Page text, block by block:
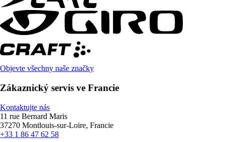
Objevte všechny naše značky
Zákaznický servis ve Francie
Kontaktujte nás
11 rue Bernard Maris
37270 Montlouis-sur-Loire, Francie
+33 1 86 47 62 58